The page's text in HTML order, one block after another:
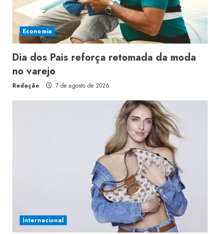
Economia
Dia dos Pais reforça retomada da moda
no varejo
Redação 7 de agosto de 2026
Internacional